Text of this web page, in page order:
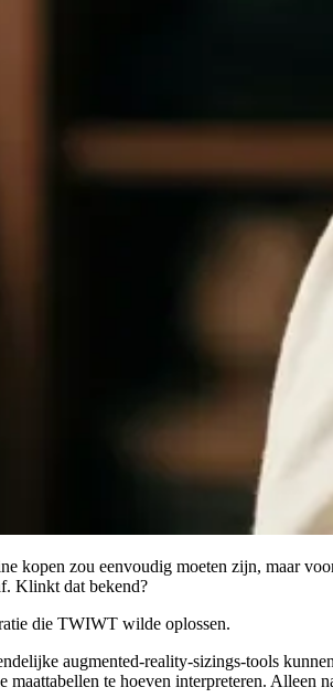
kopen zou eenvoudig moeten zijn, maar
Klinkt dat bekend?
die TWIWT wilde oplossen.
augmented-reality-sizings-tools
maattabellen te hoeven interpreteren. Alleen